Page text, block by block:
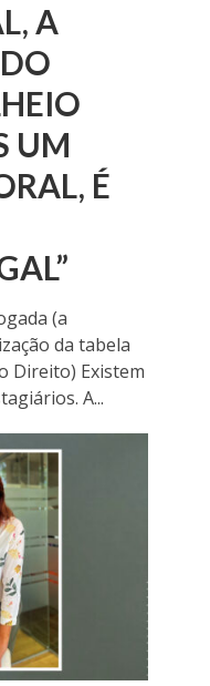
A
UM
É
(a
da tabela
Direito) Existem
A...